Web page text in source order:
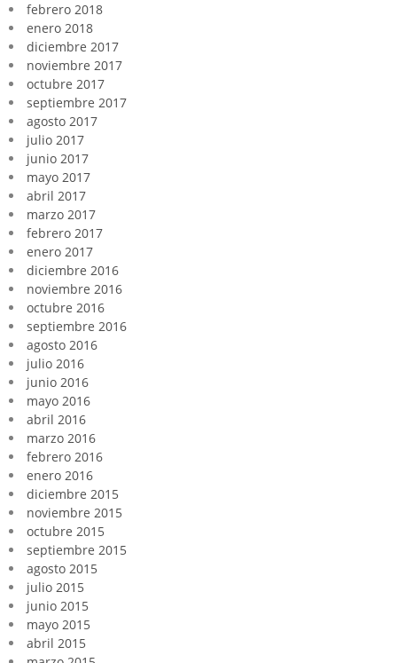
febrero 2018
enero 2018
diciembre 2017
noviembre 2017
octubre 2017
septiembre 2017
agosto 2017
julio 2017
junio 2017
mayo 2017
abril 2017
marzo 2017
febrero 2017
enero 2017
diciembre 2016
noviembre 2016
octubre 2016
septiembre 2016
agosto 2016
julio 2016
junio 2016
mayo 2016
abril 2016
marzo 2016
febrero 2016
enero 2016
diciembre 2015
noviembre 2015
octubre 2015
septiembre 2015
agosto 2015
julio 2015
junio 2015
mayo 2015
abril 2015